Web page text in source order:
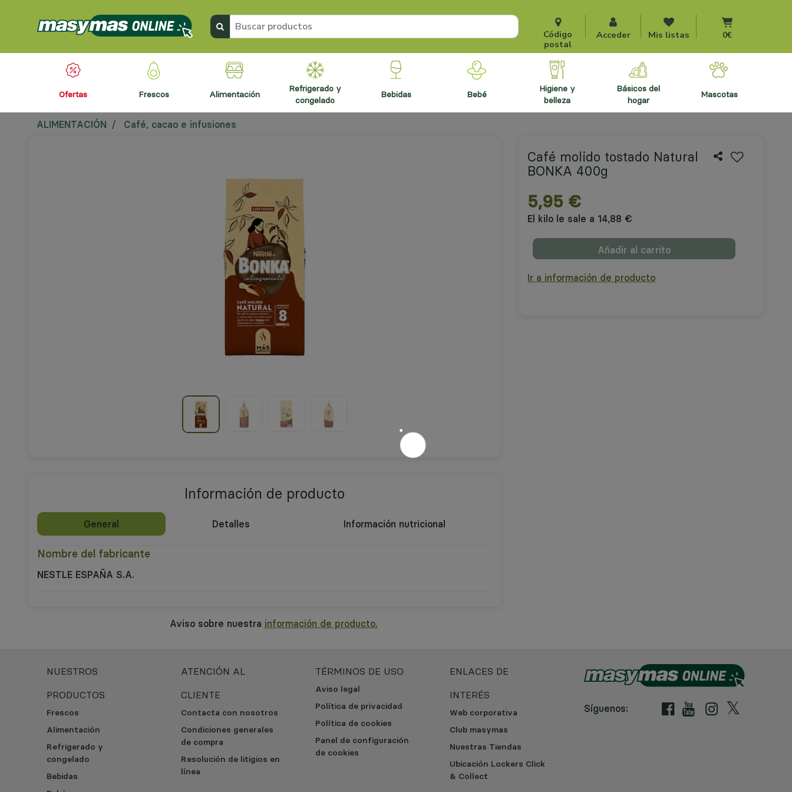
Código
postal
Acceder Mis listasIr al carrito
0€
ofertas frescos alimentación
refrigerado y
congelado
bebidas bebé
higiene y
belleza
básicos del
hogar
mascotas
ALIMENTACIÓN Café, cacao e infusiones
Café molido tostado Natural
BONKA 400g
5,95 €
El kilo le sale a 14,88 €
Añadir al carrito
Ir a información de producto
Información de producto
General Detalles Información nutricional
Nombre del fabricante
NESTLE ESPAÑA S.A.
Aviso sobre nuestra información de producto.
NUESTROS
PRODUCTOS
Frescos
Alimentación
Refrigerado y
congelado
Bebidas
ATENCIÓN AL
CLIENTE
Contacta con nosotros
Condiciones generales
de compra
Resolución de litigios en
línea
TÉRMINOS DE USO
Aviso legal
Política de privacidad
Política de cookies
Panel de configuración
de cookies
ENLACES DE
INTERÉS
Web corporativa
Club masymas
Nuestras Tiendas
Ubicación Lockers Click
& Collect
Síguenos: